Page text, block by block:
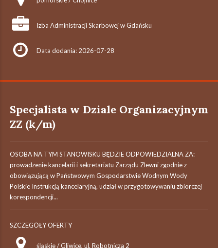
Izba Administracji Skarbowej w Gdańsku
Data dodania: 2026-07-28
Specjalista w Dziale Organizacyjnym
ZZ (k/m)
OSOBA NA TYM STANOWISKU BĘDZIE ODPOWIEDZIALNA ZA:
prowadzenie kancelarii i sekretariatu Zarządu Zlewni zgodnie z
obowiązującą w Państwowym Gospodarstwie Wodnym Wody
Polskie Instrukcją kancelaryjną, udział w przygotowywaniu zbiorczej
korespondencji...
SZCZEGÓŁY OFERTY
śląskie / Gliwice, ul. Robotnicza 2